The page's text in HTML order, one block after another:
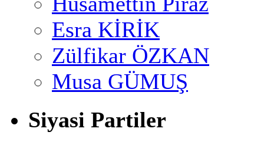
Esra KİRİK
Zülfikar ÖZKAN
Musa GÜMUŞ
Siyasi Partiler